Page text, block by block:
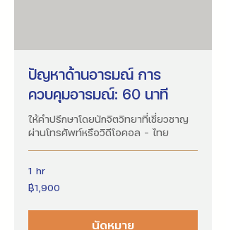
ปัญหาด้านอารมณ์ การ
ควบคุมอารมณ์: 60 นาที
ให้คำปรึกษาโดยนักจิตวิทยาที่เชี่ยวชาญ
ผ่านโทรศัพท์หรือวิดีโอคอล - ไทย
1 hr
1,900
บาท
฿1,900
นัดหมาย